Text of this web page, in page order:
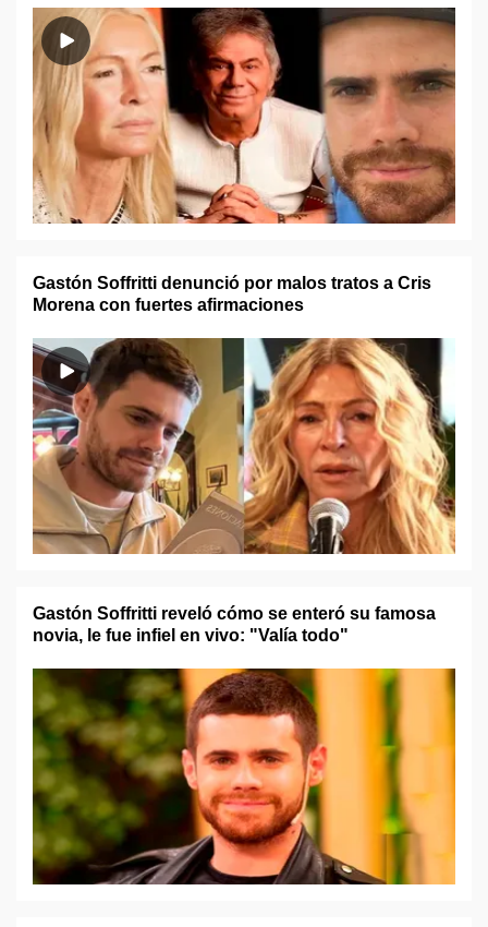
Gastón Soffritti denunció por malos tratos a Cris
Morena con fuertes afirmaciones
Gastón Soffritti reveló cómo se enteró su famosa
novia, le fue infiel en vivo: "Valía todo"